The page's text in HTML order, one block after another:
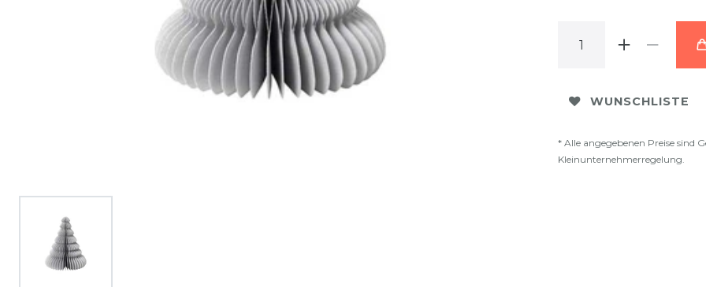
WUNSCHLISTE
* Alle angegebenen Preise sind
Kleinunternehmerregelung.